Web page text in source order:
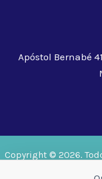
Apóstol Bernabé
Copyright © 2026.